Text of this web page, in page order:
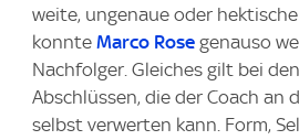
weite, ungenaue oder
konnte Marco Rose genauso
Nachfolger. Gleiches gilt bei
Abschlüssen, die der Coach an
selbst verwerten kann. Form,